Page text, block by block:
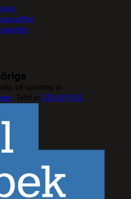
på uppdrag av
. Telefon020-81 91 00.